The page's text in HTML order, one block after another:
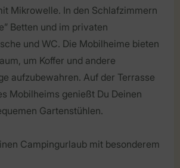
Mikrowelle. In den Schlafzimmern
Betten und im privaten
und WC. Die Mobilheime bieten
um Koffer und andere
aufzubewahren. Auf der Terrasse
Mobilheims genießt Du Deinen
Gartenstühlen.
Campingurlaub mit besonderem